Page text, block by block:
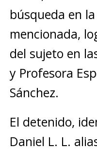
búsqueda en
mencionada,
del sujeto en
y Profesora
Sánchez.
El detenido,
Daniel L. L.